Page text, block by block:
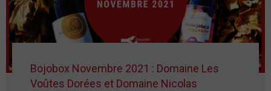
Bojobox Novembre 2021 : Domaine Les
Voûtes Dorées et Domaine Nicolas